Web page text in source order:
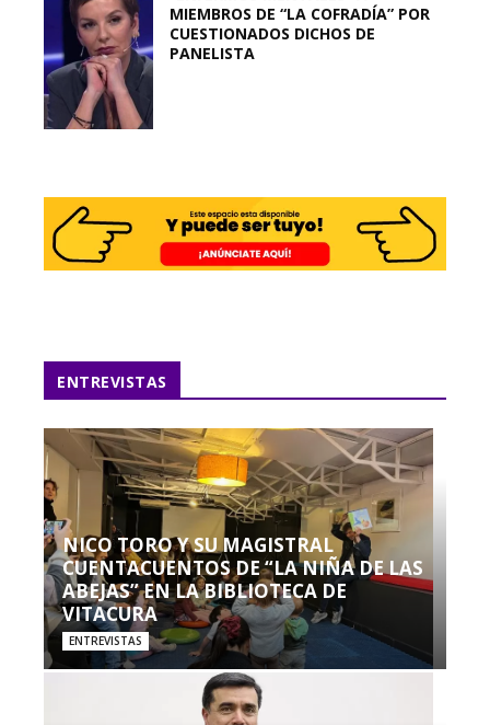
MIEMBROS DE “LA COFRADÍA” POR
CUESTIONADOS DICHOS DE
PANELISTA
ENTREVISTAS
NICO TORO Y SU MAGISTRAL
CUENTACUENTOS DE “LA NIÑA DE LAS
ABEJAS” EN LA BIBLIOTECA DE
VITACURA
ENTREVISTAS